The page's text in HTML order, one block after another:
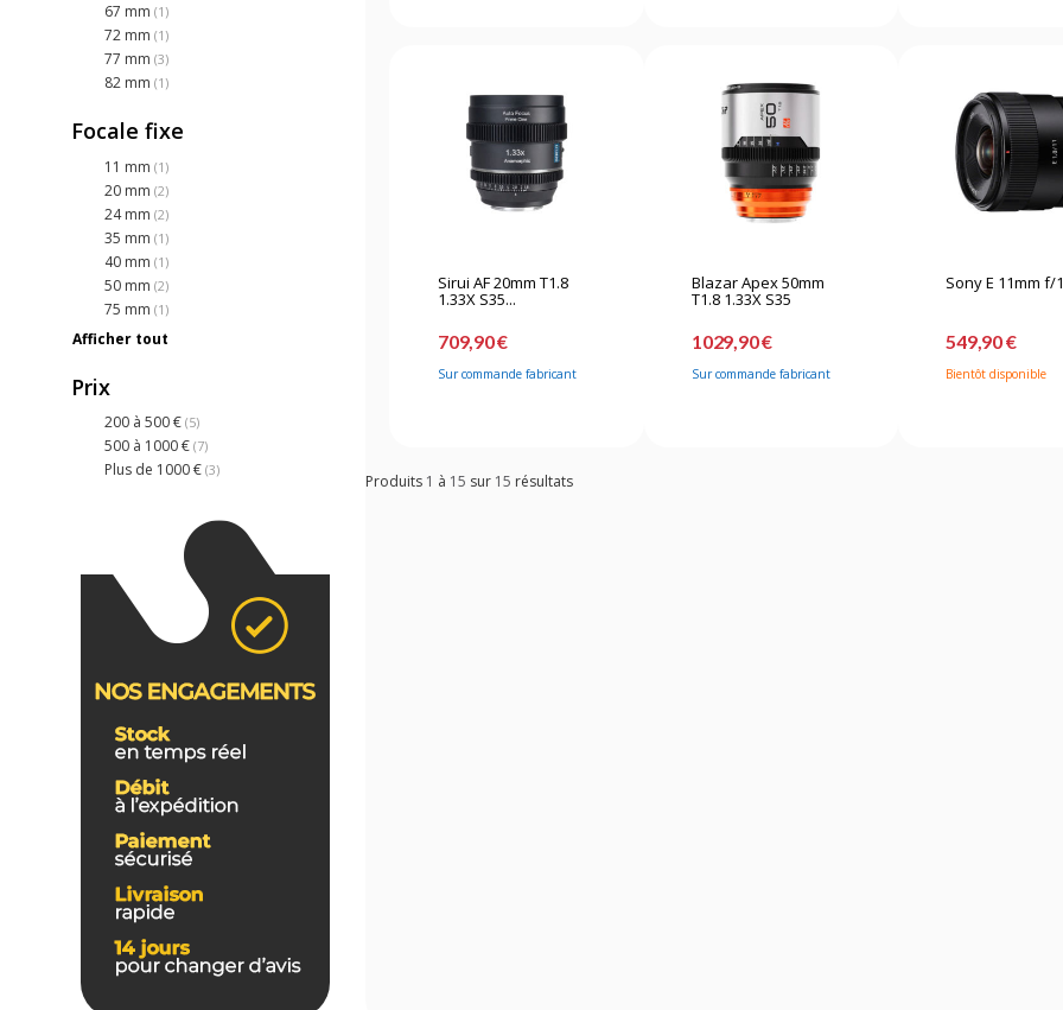
67 mm (1)
72 mm (1)
77 mm (3)
82 mm (1)
Focale fixe
11 mm (1)
20 mm (2)
24 mm (2)
35 mm (1)
40 mm (1)
50 mm (2)
75 mm (1)
Afficher tout
Prix
200 à 500 € (5)
500 à 1000 € (7)
Plus de 1000 € (3)
Sirui AF 20mm T1.8
1.33X S35...
709,90 €
Sur commande fabricant
Blazar Apex 50mm
T1.8 1.33X S35
1029,90 €
Sur commande fabricant
Sony E 11mm f/
549,90 €
Bientôt disponible
Produits 1 à 15 sur 15 résultats